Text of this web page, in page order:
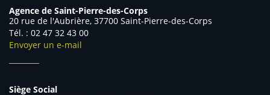
Agence de Saint-Pierre-des-Corps
20 rue de l'Aubrière, 37700 Saint-Pierre-des-Corps
Tél. : 02 47 32 43 00
Envoyer un e-mail
Siège Social